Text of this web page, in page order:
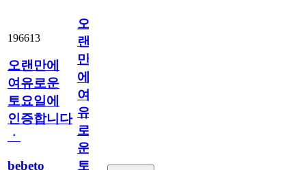
196613
오랜만에
여유로운
토요일에
인증합니다
ㆍ
bebeto
오
랜
만
에
여
유
로
운
토